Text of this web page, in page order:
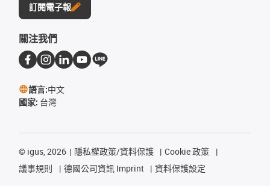
訂閱電子報
關注我們
語言:中文
國家: 台灣
© igus, 2026 隱私權政策/資料保護
Cookie 政策
議事規則
德國公司資訊 Imprint 資料保護設定